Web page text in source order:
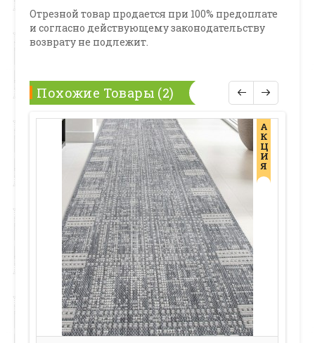
Отрезной товар продается при 100% предоплате
и согласно действующему законодательству
возврату не подлежит.
Похожие Товары (2)
А
К
Ц
И
Я